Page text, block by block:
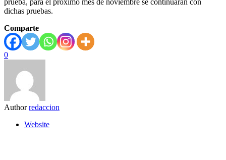
dichas pruebas.
Comparte
0
Author redaccion
Website